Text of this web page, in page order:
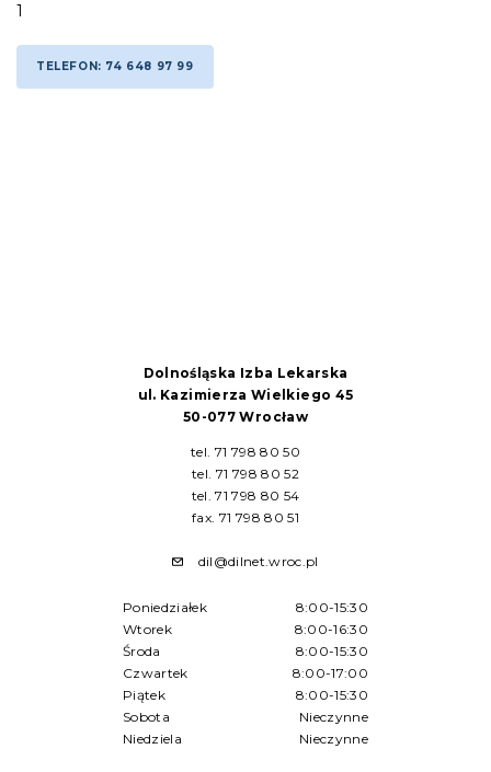
1
TELEFON: 74 648 97 99
Dolnośląska Izba Lekarska
ul. Kazimierza Wielkiego 45
50-077 Wrocław
tel. 71 798 80 50
tel. 71 798 80 52
tel. 71 798 80 54
fax. 71 798 80 51
dil@dilnet.wroc.pl
Poniedziałek
8:00-15:30
Wtorek
8:00-16:30
Środa
8:00-15:30
Czwartek
8:00-17:00
Piątek
8:00-15:30
Sobota
Nieczynne
Niedziela
Nieczynne